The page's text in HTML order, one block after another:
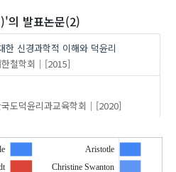
의 발표논문(2)
한 신경과학적 이해와 덕윤리
철학회
[2015]
도덕윤리과교육학회 [2020]
Aristotle
Christine Swanton